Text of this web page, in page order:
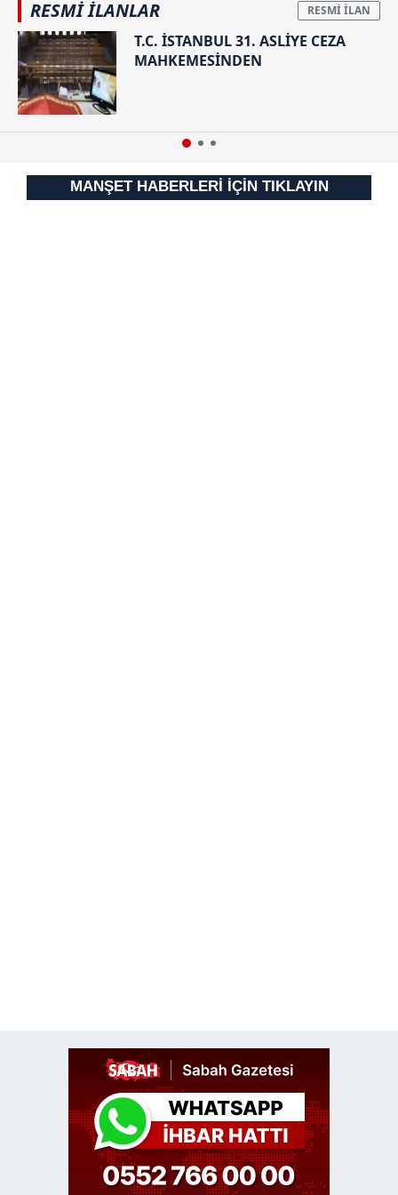
Sizlere daha iyi bir hizmet sunabilmek için İnternet
Sitemizde kendimize ve üçüncü kişilere ait çerezler
kullanılmaktadır. Bu çerezler vasıtasıyla çeşitli kişisel
verileriniz işlenmekte olup gerekli olan çerezler bilgi
toplumu hizmetlerinin sunulması amacıyla
kılınması ve kişiselleştirilmesi ve sizlere yönelik
sınırlı olarak açık rızanız dahilinde kullanılacaktır.
RESMİ İLANLAR
T.C. İSTANBUL 31. ASLİYE CEZA
MAHKEMESİNDEN
MANŞET HABERLERİ İÇİN TIKLAYIN